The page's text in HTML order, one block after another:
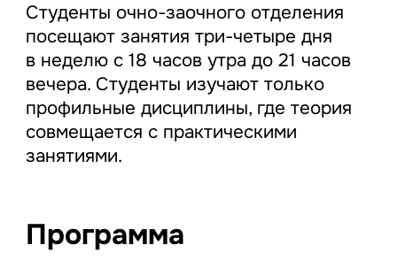
Студенты очно-заочного отделения
посещают занятия три-четыре дня
в неделю с 18 часов утра до 21 часов
вечера. Студенты изучают только
профильные дисциплины, где теория
совмещается с практическими
занятиями.
Программа